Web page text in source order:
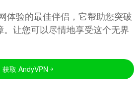
体验的最佳伴侣，它帮助您突破
让您可以尽情地享受这个无界
获取 AndyVPN